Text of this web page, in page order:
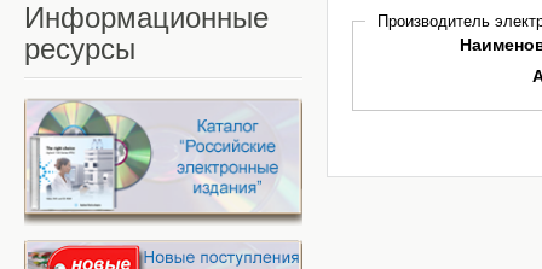
Производитель
Информационные
ресурсы